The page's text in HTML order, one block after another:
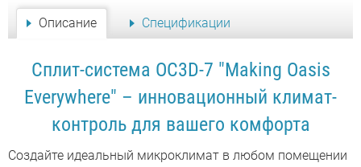
Описание Спецификации
Сплит-система OC3D-7 "Making Oasis
Everywhere" – инновационный климат-
контроль для вашего комфорта
Создайте идеальный микроклимат в любом помещении